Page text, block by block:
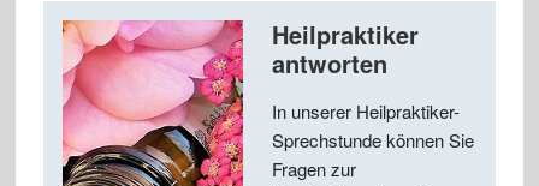
Heilpraktiker
antworten
In unserer Heilpraktiker-
Sprechstunde können Sie
Fragen zur